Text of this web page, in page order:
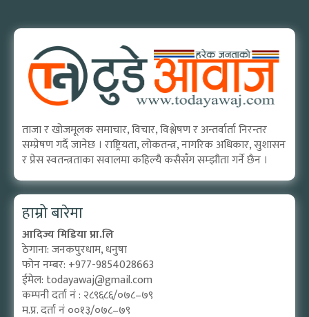
ताजा र खोजमूलक समाचार, विचार, विश्लेषण र अन्तर्वार्ता निरन्तर
सम्प्रेषण गर्दै जानेछ । राष्ट्रियता, लोकतन्त्र, नागरिक अधिकार, सुशासन
र प्रेस स्वतन्त्रताका सवालमा कहिल्यै कसैसँग सम्झौता गर्ने छैन ।
हाम्रो बारेमा
आदिज्य मिडिया प्रा.लि
ठेगाना: जनकपुरधाम, धनुषा
फोन नम्बर: +977-9854028663
ईमेल: todayawaj@gmail.com
कम्पनी दर्ता नं : २८९६८६/०७८–७९
म.प्र. दर्ता नं ००१३/०७८–७९